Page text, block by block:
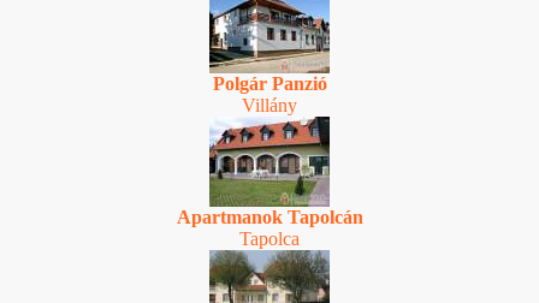
Polgár Panzió
Villány
Apartmanok Tapolcán
Tapolca